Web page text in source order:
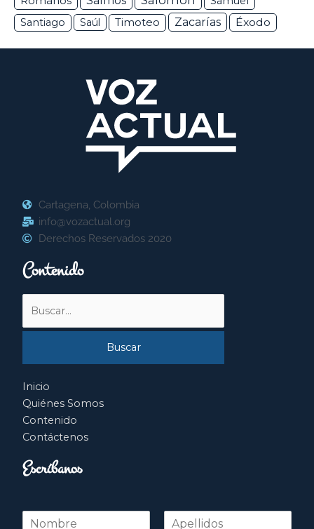
Santiago
Saúl Timoteo Zacarías Éxodo
Cartagena, Colombia
info@vozactual.org
Derechos Reservados 2020
Contenido
por:
Inicio
Quiénes Somos
Contenido
Contáctenos
Escríbanos
N